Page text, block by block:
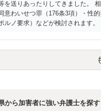
を送りあったりしてきました。
意わいせつ罪（176条3項）・性
ノ要求）などが検討されます
から加害者に強い弁護士を探す